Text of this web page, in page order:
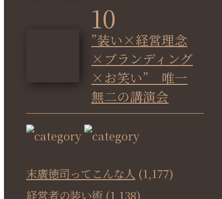
10
”装い×経営理念
×ブランディング
×お笑い” 唯一
無二の講演会
末廣徳司ってこんな人 (1,177)
経営者の装い術(1,138)